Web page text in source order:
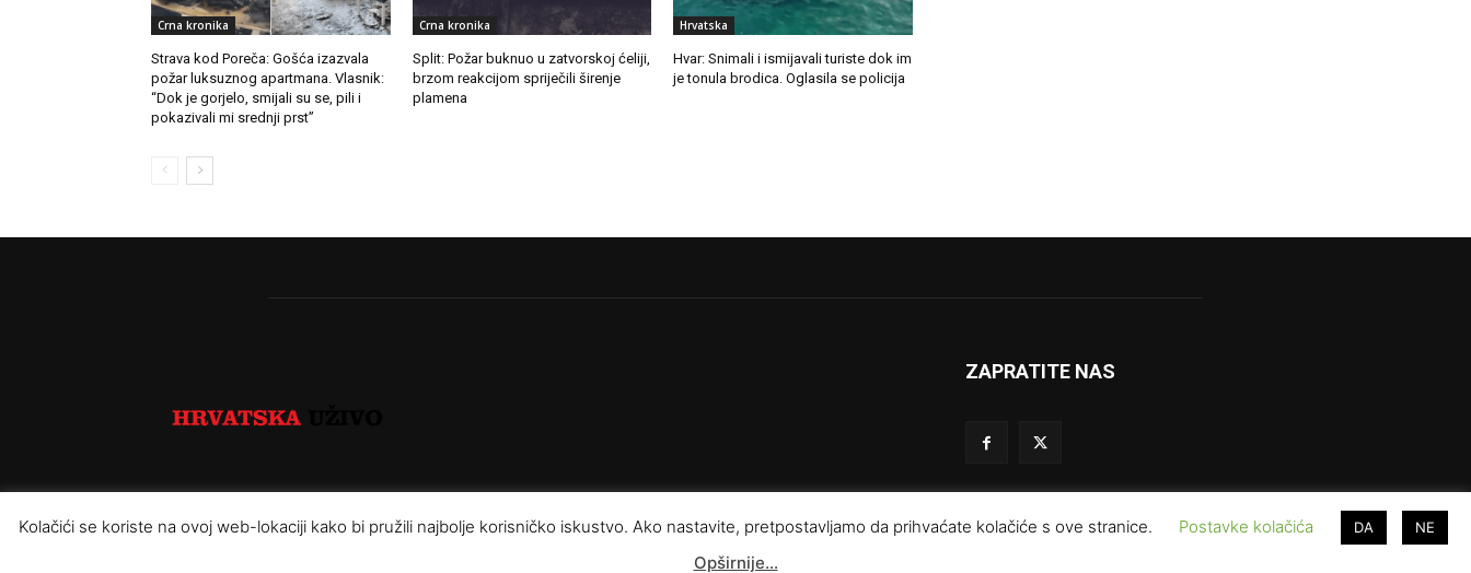
Crna kronika
Strava kod Poreča: Gošća izazvala
požar luksuznog apartmana. Vlasnik:
“Dok je gorjelo, smijali su se, pili i
pokazivali mi srednji prst”
Crna kronika
Split: Požar buknuo u zatvorskoj ćeliji,
brzom reakcijom spriječili širenje
plamena
Hrvatska
Hvar: Snimali i ismijavali turiste dok im
je tonula brodica. Oglasila se policija
ZAPRATITE NAS
Pravila privatnosti
Kolačići se koriste na ovoj web-lokaciji kako bi pružili najbolje korisničko iskustvo. Ako nastavite, pretpostavljamo da prihvaćate kolačiće s ove stranice. Postavke kolačića DA NE
Opširnije…